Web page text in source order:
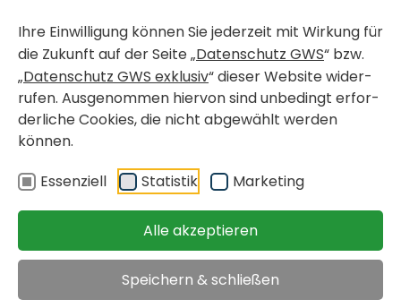
Ihre Einwil­li­gung können Sie jeder­zeit mit Wirkung für
die Zukunft auf der Seite „Daten­schutz GWS“ bzw.
„Daten­schutz GWS exklusiv“ dieser Website wider­
rufen. Ausge­nommen hiervon sind unbe­dingt erfor­
der­liche Cookies, die nicht abge­wählt werden
können.
Essen­ziell
Statistik Marke­ting
Alle akzeptieren
Speichern & schließen
Auszeich­nung mit dem
Energy Globe Award!
Die Ther­mi­sche Sanie­rung Südti­roler Gasse in Liezen